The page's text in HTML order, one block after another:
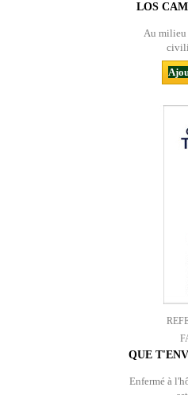
LOS
Au milieu
QUE
Enfermé à